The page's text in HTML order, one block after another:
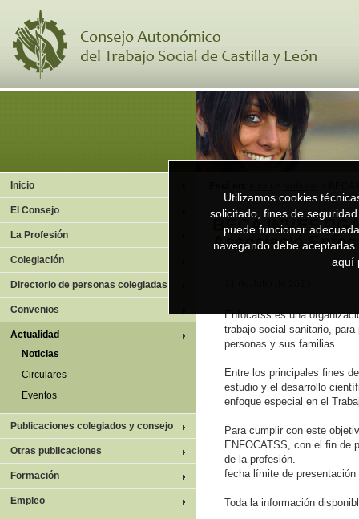
BECA
Associació
Enfocatss es una
trabajo social sanitario,
personas y sus familias.
Entre los principales fines
estudio y el desarrollo
enfoque especial en el
Para cumplir con este
ENFOCATSS, con el fin de
de la profesión.
fecha límite de
Toda la información
Inicio
El Consejo
La Profesión
Colegiación
Directorio de personas colegiadas
Convenios
Actualidad
Noticias
Circulares
Eventos
Publicaciones colegiados y consejo
Otras publicaciones
Formación
Empleo
Utilizamos cookies
solicitado, fines de
puede funcionar
navegando debe
aquí